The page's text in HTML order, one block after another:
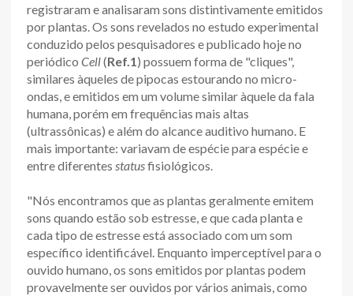
registraram e analisaram sons distintivamente emitidos
por plantas. Os sons revelados no estudo experimental
conduzido pelos pesquisadores e publicado hoje no
periódico Cell(Ref.1) possuem forma de "cliques",
similares àqueles de pipocas estourando no micro-
ondas, e emitidos em um volume similar àquele da fala
humana, porém em frequências mais altas
(ultrassônicas) e além do alcance auditivo humano. E
mais importante: variavam de espécie para espécie e
entre diferentes statusfisiológicos.
"Nós encontramos que as plantas geralmente emitem
sons quando estão sob estresse, e que cada planta e
cada tipo de estresse está associado com um som
específico identificável. Enquanto imperceptível para o
ouvido humano, os sons emitidos por plantas podem
provavelmente ser ouvidos por vários animais, como